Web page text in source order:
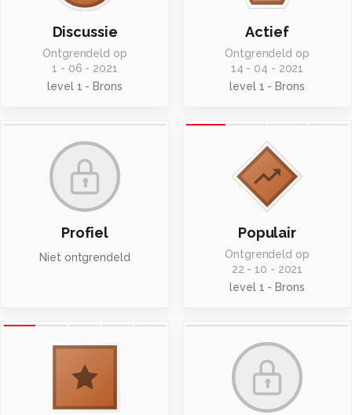
Discussie
Ontgrendeld op
1 - 06 - 2021
level 1 - Brons
Actief
Ontgrendeld op
14 - 04 - 2021
level 1 - Brons
Profiel
Niet ontgrendeld
Populair
Ontgrendeld op
22 - 10 - 2021
level 1 - Brons